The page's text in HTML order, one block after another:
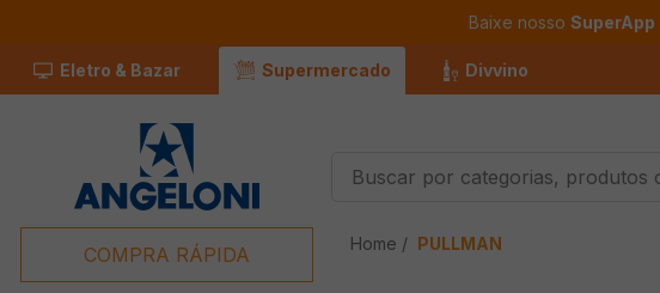
Baixe nosso SuperApp
Eletro & Bazar Supermercado Divvino
Buscados
COMPRA RÁPIDA PULLMAN